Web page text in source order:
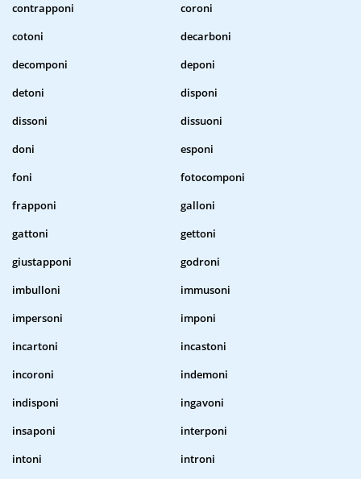
contrapponi
coroni
cotoni
decarboni
decomponi
deponi
detoni
disponi
dissoni
dissuoni
doni
esponi
foni
fotocomponi
frapponi
galloni
gattoni
gettoni
giustapponi
godroni
imbulloni
immusoni
impersoni
imponi
incartoni
incastoni
incoroni
indemoni
indisponi
ingavoni
insaponi
interponi
intoni
introni